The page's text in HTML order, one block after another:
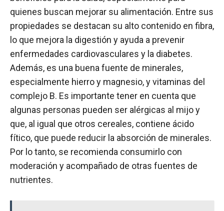
quienes buscan mejorar su alimentación. Entre sus
propiedades se destacan su alto contenido en fibra,
lo que mejora la digestión y ayuda a prevenir
enfermedades cardiovasculares y la diabetes.
Además, es una buena fuente de minerales,
especialmente hierro y magnesio, y vitaminas del
complejo B. Es importante tener en cuenta que
algunas personas pueden ser alérgicas al mijo y
que, al igual que otros cereales, contiene ácido
fítico, que puede reducir la absorción de minerales.
Por lo tanto, se recomienda consumirlo con
moderación y acompañado de otras fuentes de
nutrientes.